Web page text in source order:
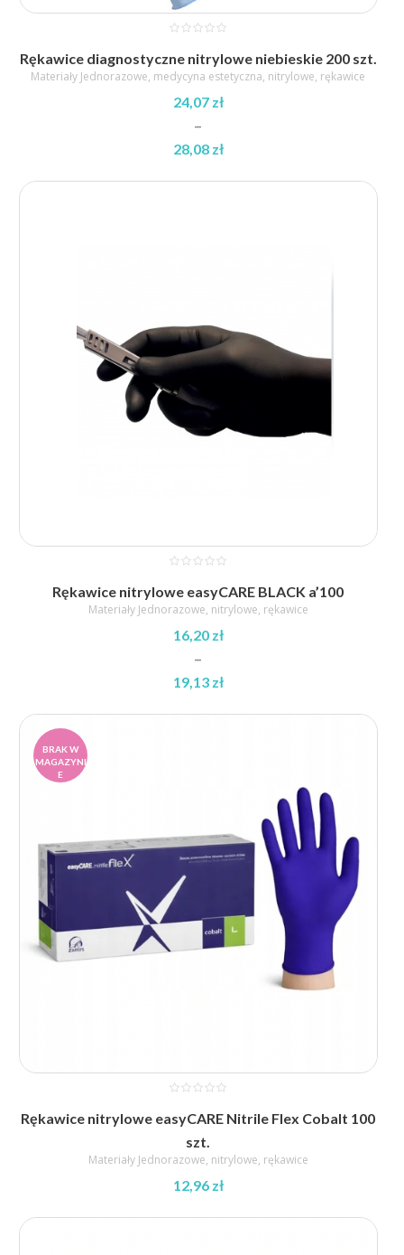
Rękawice diagnostyczne nitrylowe niebieskie 200 szt.
Materiały Jednorazowe, medycyna estetyczna, nitrylowe, rękawice
24,07 zł
–
28,08 zł
cen:
Rękawice nitrylowe easyCARE BLACK a’100
Materiały Jednorazowe, nitrylowe, rękawice
16,20 zł
–
19,13 zł
cen:
od
16,20 zł
BRAK W
MAGAZYNI
E
Rękawice nitrylowe easyCARE Nitrile Flex Cobalt 100
szt.
Materiały Jednorazowe, nitrylowe, rękawice
12,96 zł